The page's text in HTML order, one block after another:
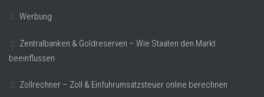
Werbung
Zentralbanken & Goldreserven – Wie Staaten den Markt
beeinflussen
Zollrechner – Zoll & Einfuhrumsatzsteuer online berechnen